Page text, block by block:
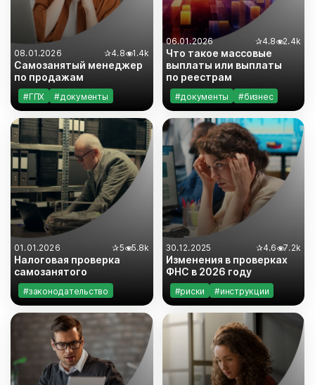
08.01.2026 ✰4.8 1.4k
Самозанятый менеджер
по продажам
#ГПХ
#документы
#риски
#законодательство
#инструкции
06.01.2026 ✰4.8 2.4k
Что такое массовые
выплаты или выплаты
по реестрам
#документы
#бизнес
#законодательство
01.01.2026 ✰5 5.8k
Налоговая проверка
самозанятого
#законодательство
#инструкции
#самозанятость
30.12.2025 ✰4.6 7.2k
Изменения в проверках
ФНС в 2026 году
#риски
#инструкции
#законодательство
#документы
#бизнес